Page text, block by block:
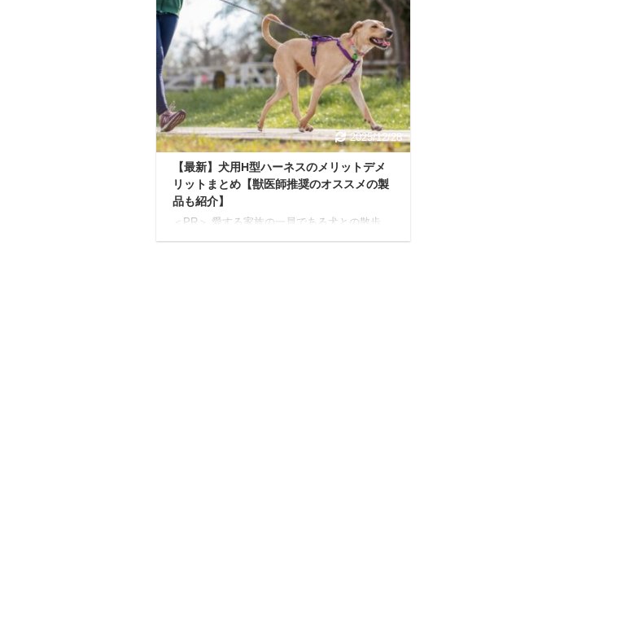
について解説 バルクオム化粧水の安全性につ
いて解説 各肌質におけるバルクオム化粧水の
適正について解説 本記事の信頼性 筆者のバル
クオム使用歴10ヶ月突破 現在もバルクオム化
粧水を毎朝使用中 この記事を書いている私は
バルクオムを使い始めて10ヶ月。 現在化粧水
に関し ...
2025/12/28
【最新】犬用H型ハーネスのメリットデメ
リットまとめ【獣医師推奨のオススメの製
品も紹介】
＜PR＞ 愛する家族の一員である犬との散歩。